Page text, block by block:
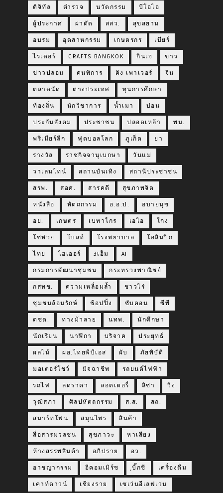
ดิจิทัล ตำรวจ นวัตกรรม บีโอไอ
ผู้ประกาศ ผ่าตัด สสว. สุขสยาม
อบรม อุตสาหกรรม เกษตรกร เบียร์
ไรเดอร์ CRAFTS BANGKOK กินเจ ข่าว
ข่าวปลอม คนพิการ คิง เพาเวอร์ จีน
ตลาดนัด ต่างประเทศ ทุนการศึกษา
ท้องถิ่น นักวิชาการ น้ำเมา บ่อน
ประกันสังคม ประชาชน ปลอดเหล้า พม.
พรีเมียร์ลีก ฟุตบอลโลก ภูเก็ต ยา
รางวัล ราชกิจจานุเบกษา วันแม่
วาเลนไทน์ สถานบันเทิง สถานีประชาชน
สรพ. สอศ. สารคดี สุขภาพจิต
หนังสือ หัตถกรรม อ.อ.ป. อบายมุข
อย. เกษตร เบทาโกร เอไอ โกง
โชห่วย โบลท์ โรงพยาบาล โอลิมปิก
ไทย ไฮเออร์ 3เอ็ม AI
กรมการพัฒนาชุมชน กระทรวงพาณิชย์
กสทช. ความเหลื่อมล้ำ ชาวไร่
ชุมชนล้อมรักษ์ ช้อปปิ้ง ซับคอน ซีพี
ตชด. ทางม้าลาย นทพ. นักศึกษา
นักเรียน นาฬิกา บริจาค ประยุทธ์
ผลไม้ ผอ.ไทยพีบีเอส ผับ ภัยพิบัติ
มอเตอร์โชว์ มิจฉาชีพ รถยนต์ไฟฟ้า
รถไฟ ลดราคา ลอตเตอรี่ ลิซ่า วิ่ง
วุฒิสภา ศิลปหัตถกรรม ส.ส. สถ.
สมาร์ทโฟน สมุนไพร สินค้า
สื่อสารมวลชน สุขภาวะ หาเสียง
ห้างสรรพสินค้า อภิปราย อว.
อาชญากรรม อีคอมเมิร์ซ ฺบิ๊กซี เครื่องดื่ม
เคาท์ดาวน์ เชียงราย เซเว่นอีเลฟเว่น